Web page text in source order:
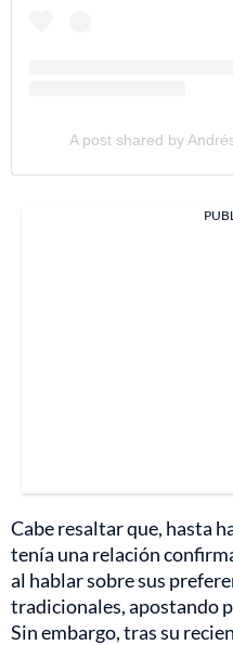
A post shared by
Cabe resaltar que, hasta
tenía una relación
al hablar sobre sus
tradicionales, apostando
Sin embargo, tras su